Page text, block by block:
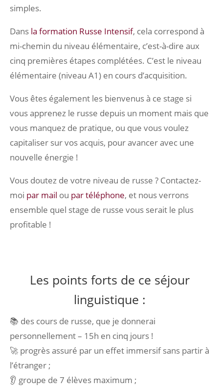
simples.
Dans la formation Russe Intensif, cela correspond à
mi-chemin du niveau élémentaire, c’est-à-dire aux
cinq premières étapes complétées. C’est le niveau
élémentaire (niveau A1) en cours d’acquisition.
Vous êtes également les bienvenus à ce stage si
vous apprenez le russe depuis un moment mais que
vous manquez de pratique, ou que vous voulez
capitaliser sur vos acquis, pour avancer avec une
nouvelle énergie !
Vous doutez de votre niveau de russe ? Contactez-
moi par mail ou par téléphone, et nous verrons
ensemble quel stage de russe vous serait le plus
profitable !
Les points forts de ce séjour
linguistique :
📚 des cours de russe, que je donnerai
personnellement – 15h en cinq jours !
🚀 progrès assuré par un effet immersif sans partir à
l’étranger ;
👂 groupe de 7 élèves maximum ;